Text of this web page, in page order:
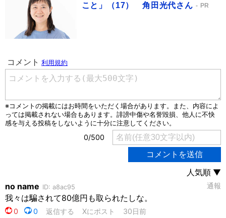
こと」（17） 角田光代さん
PR